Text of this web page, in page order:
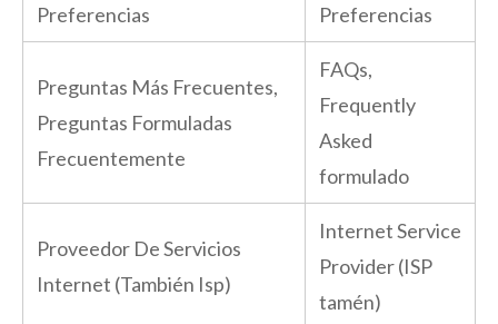
Preferencias Preferencias
Preguntas Más Frecuentes,
Preguntas Formuladas
Frecuentemente
FAQs,
Frequently
Asked
formulado
Proveedor De Servicios
Internet (También Isp)
Internet Service
Provider (ISP
tamén)